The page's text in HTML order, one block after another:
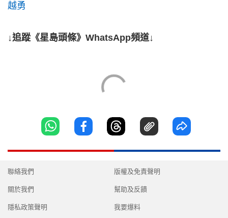
越勇
↓追蹤《星島頭條》WhatsApp頻道↓
聯絡我們
關於我們
隱私政策聲明
版權及免責聲明
幫助及反饋
我要爆料